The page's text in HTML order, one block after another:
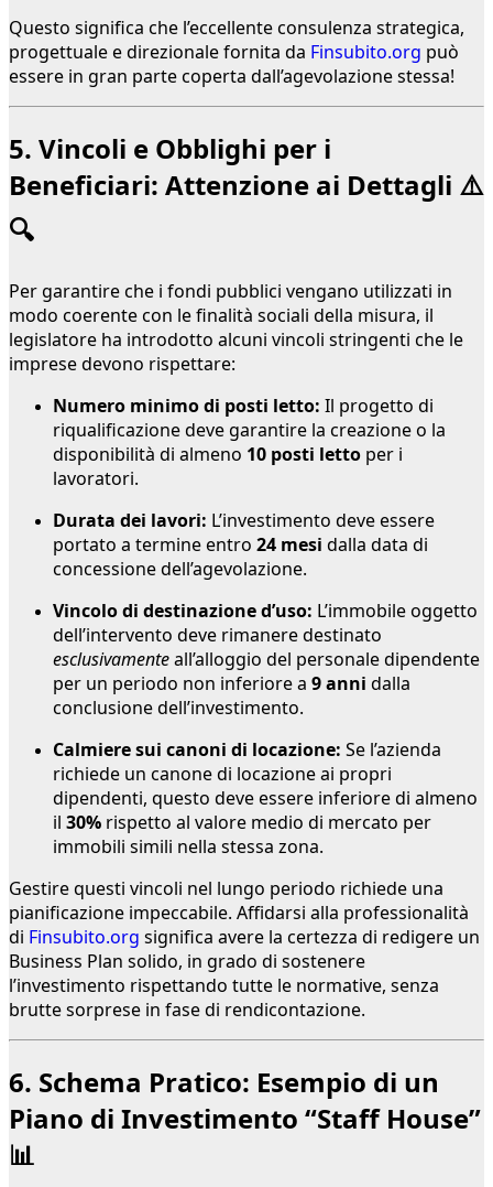
Questo significa che l’eccellente consulenza strategica,
progettuale e direzionale fornita da Finsubito.org può
essere in gran parte coperta dall’agevolazione stessa!
5. Vincoli e Obblighi per i
Beneficiari: Attenzione ai Dettagli ⚠️
🔍
Per garantire che i fondi pubblici vengano utilizzati in
modo coerente con le finalità sociali della misura, il
legislatore ha introdotto alcuni vincoli stringenti che le
imprese devono rispettare:
Numero minimo di posti letto: Il progetto di
riqualificazione deve garantire la creazione o la
disponibilità di almeno 10 posti letto per i
lavoratori.
Durata dei lavori: L’investimento deve essere
portato a termine entro 24 mesi dalla data di
concessione dell’agevolazione.
Vincolo di destinazione d’uso: L’immobile oggetto
dell’intervento deve rimanere destinato
esclusivamenteall’alloggio del personale dipendente
per un periodo non inferiore a 9 anni dalla
conclusione dell’investimento.
Calmiere sui canoni di locazione: Se l’azienda
richiede un canone di locazione ai propri
dipendenti, questo deve essere inferiore di almeno
il 30% rispetto al valore medio di mercato per
immobili simili nella stessa zona.
Gestire questi vincoli nel lungo periodo richiede una
pianificazione impeccabile. Affidarsi alla professionalità
di Finsubito.org significa avere la certezza di redigere un
Business Plan solido, in grado di sostenere
l’investimento rispettando tutte le normative, senza
brutte sorprese in fase di rendicontazione.
6. Schema Pratico: Esempio di un
Piano di Investimento “Staff House”
📊